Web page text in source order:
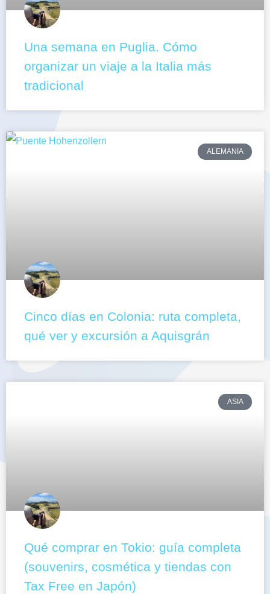
Una semana en Puglia. Cómo
organizar un viaje a la Italia más
tradicional
ALEMANIA
Cinco días en Colonia: ruta completa,
qué ver y excursión a Aquisgrán
ASIA
Qué comprar en Tokio: guía completa
(souvenirs, cosmética y tiendas con
Tax Free en Japón)